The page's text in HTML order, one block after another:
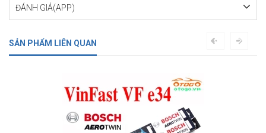
ĐÁNH GIÁ(APP)
SẢN PHẨM LIÊN QUAN